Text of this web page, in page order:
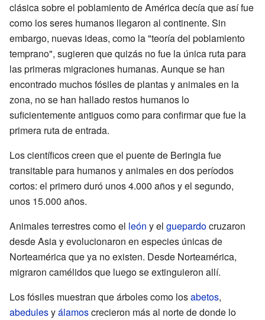
clásica sobre el poblamiento de América decía que así fue
como los seres humanos llegaron al continente. Sin
embargo, nuevas ideas, como la "teoría del poblamiento
temprano", sugieren que quizás no fue la única ruta para
las primeras migraciones humanas. Aunque se han
encontrado muchos fósiles de plantas y animales en la
zona, no se han hallado restos humanos lo
suficientemente antiguos como para confirmar que fue la
primera ruta de entrada.
Los científicos creen que el puente de Beringia fue
transitable para humanos y animales en dos períodos
cortos: el primero duró unos 4.000 años y el segundo,
unos 15.000 años.
Animales terrestres como el león y el guepardocruzaron
desde Asia y evolucionaron en especies únicas de
Norteamérica que ya no existen. Desde Norteamérica,
migraron camélidos que luego se extinguieron allí.
Los fósiles muestran que árboles como losabetos,
abedulesyálamoscrecieron más al norte de donde lo